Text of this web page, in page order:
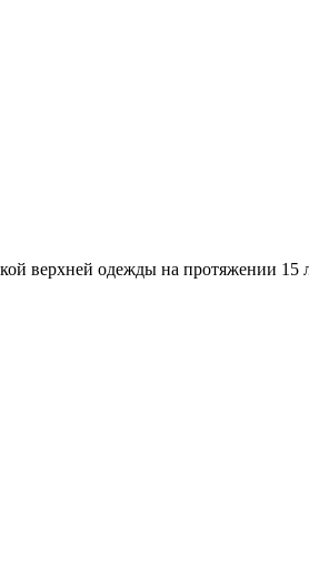
верхней одежды на протяжении